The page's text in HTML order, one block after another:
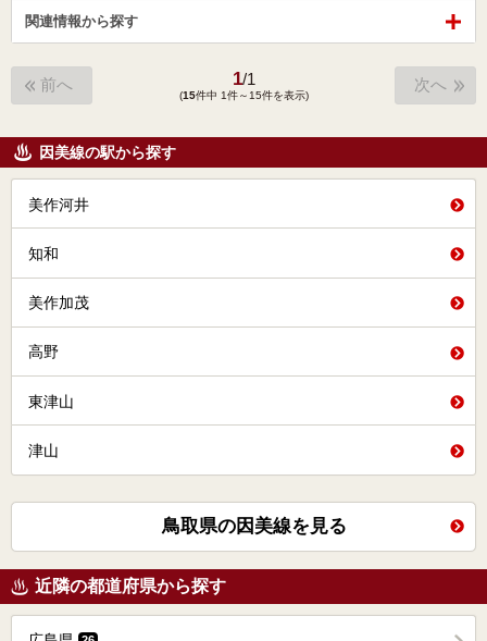
関連情報から探す
前へ 1/1
(15件中 1件～15件を表示)
次へ
因美線の駅から探す
美作河井
知和
美作加茂
高野
東津山
津山
鳥取県の因美線を見る
近隣の都道府県から探す